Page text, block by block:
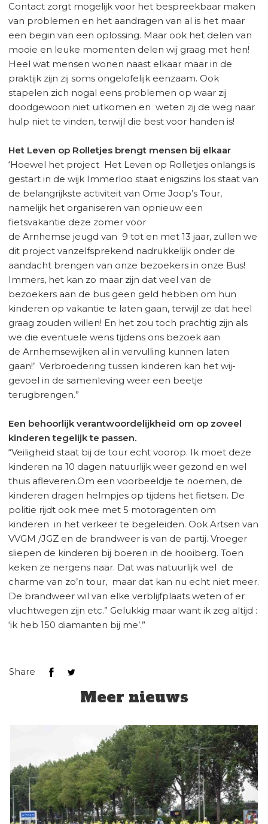
Contact zorgt mogelijk voor het bespreekbaar maken
van problemen en het aandragen van al is het maar
een begin van een oplossing. Maar ook het delen van
mooie en leuke momenten delen wij graag met hen!
Heel wat mensen wonen naast elkaar maar in de
praktijk zijn zij soms ongelofelijk eenzaam. Ook
stapelen zich nogal eens problemen op waar zij
doodgewoon niet uitkomen en weten zij de weg naar
hulp niet te vinden, terwijl die best voor handen is!
Het Leven op Rolletjes brengt mensen bij elkaar
‘Hoewel het project Het Leven op Rolletjes onlangs is
gestart in de wijk Immerloo staat enigszins los staat van
de belangrijkste activiteit van Ome Joop’s Tour,
namelijk het organiseren van opnieuw een
fietsvakantie deze zomer voor
de Arnhemse jeugd van 9 tot en met 13 jaar, zullen we
dit project vanzelfsprekend nadrukkelijk onder de
aandacht brengen van onze bezoekers in onze Bus!
Immers, het kan zo maar zijn dat veel van de
bezoekers aan de bus geen geld hebben om hun
kinderen op vakantie te laten gaan, terwijl ze dat heel
graag zouden willen! En het zou toch prachtig zijn als
we die eventuele wens tijdens ons bezoek aan
de Arnhemsewijken al in vervulling kunnen laten
gaan!’ Verbroedering tussen kinderen kan het wij-
gevoel in de samenleving weer een beetje
terugbrengen.”
Een behoorlijk verantwoordelijkheid om op zoveel
kinderen tegelijk te passen.
“Veiligheid staat bij de tour echt voorop. Ik moet deze
kinderen na 10 dagen natuurlijk weer gezond en wel
thuis afleveren.Om een voorbeeldje te noemen, de
kinderen dragen helmpjes op tijdens het fietsen. De
politie rijdt ook mee met 5 motoragenten om
kinderen in het verkeer te begeleiden. Ook Artsen van
VVGM /JGZ en de brandweer is van de partij. Vroeger
sliepen de kinderen bij boeren in de hooiberg. Toen
keken ze nergens naar. Dat was natuurlijk wel de
charme van zo’n tour, maar dat kan nu echt niet meer.
De brandweer wil van elke verblijfplaats weten of er
vluchtwegen zijn etc.” Gelukkig maar want ik zeg altijd :
‘ik heb 150 diamanten bij me’.”
Share
Meer nieuws